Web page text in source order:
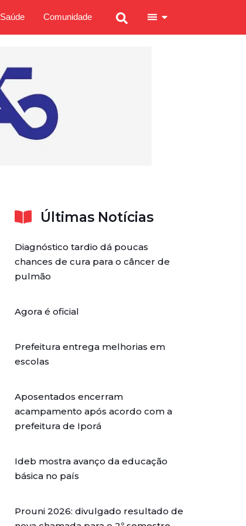
Saúde Comunidade
Últimas Notícias
Diagnóstico tardio dá poucas
chances de cura para o câncer de
pulmão
Agora é oficial
Prefeitura entrega melhorias em
escolas
Aposentados encerram
acampamento após acordo com a
prefeitura de Iporá
Ideb mostra avanço da educação
básica no país
Prouni 2026: divulgado resultado de